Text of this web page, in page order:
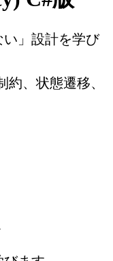
い」設計を学び
、状態遷移、